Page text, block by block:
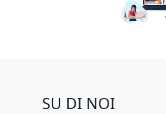
SU DI NOI